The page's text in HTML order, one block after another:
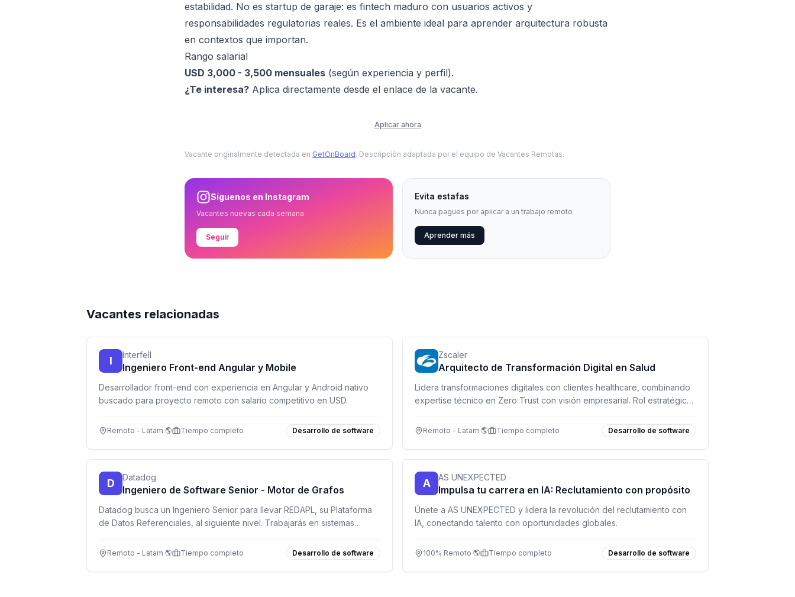
estabilidad. No es startup de garaje: es fintech maduro con usuarios activos y
responsabilidades regulatorias reales. Es el ambiente ideal para aprender arquitectura robusta
en contextos que importan.
Rango salarial
USD 3,000 - 3,500 mensuales (según experiencia y perfil).
¿Te interesa? Aplica directamente desde el enlace de la vacante.
Aplicar ahora
Vacante originalmente detectada en GetOnBoard. Descripción adaptada por el equipo de Vacantes Remotas.
Síguenos en Instagram
Vacantes nuevas cada semana
Seguir
Evita estafas
Nunca pagues por aplicar a un trabajo remoto
Aprender más
Vacantes relacionadas
I Interfell
Ingeniero Front-end Angular y Mobile
Desarrollador front-end con experiencia en Angular y Android nativo
buscado para proyecto remoto con salario competitivo en USD.
Remoto - Latam 🌎 Tiempo completo Desarrollo de software
Zscaler
Arquitecto de Transformación Digital en Salud
Lidera transformaciones digitales con clientes healthcare, combinando
expertise técnico en Zero Trust con visión empresarial. Rol estratégico
Remoto - Latam 🌎 Tiempo completo Desarrollo de software
D Datadog
Ingeniero de Software Senior - Motor de Grafos
Datadog busca un Ingeniero Senior para llevar REDAPL, su Plataforma
de Datos Referenciales, al siguiente nivel. Trabajarás en sistemas
segundo.
Remoto - Latam 🌎 Tiempo completo Desarrollo de software
A AS UNEXPECTED
Impulsa tu carrera en IA: Reclutamiento con propósito
Únete a AS UNEXPECTED y lidera la revolución del reclutamiento con
IA, conectando talento con oportunidades globales.
100% Remoto 🌎 Tiempo completo Desarrollo de software